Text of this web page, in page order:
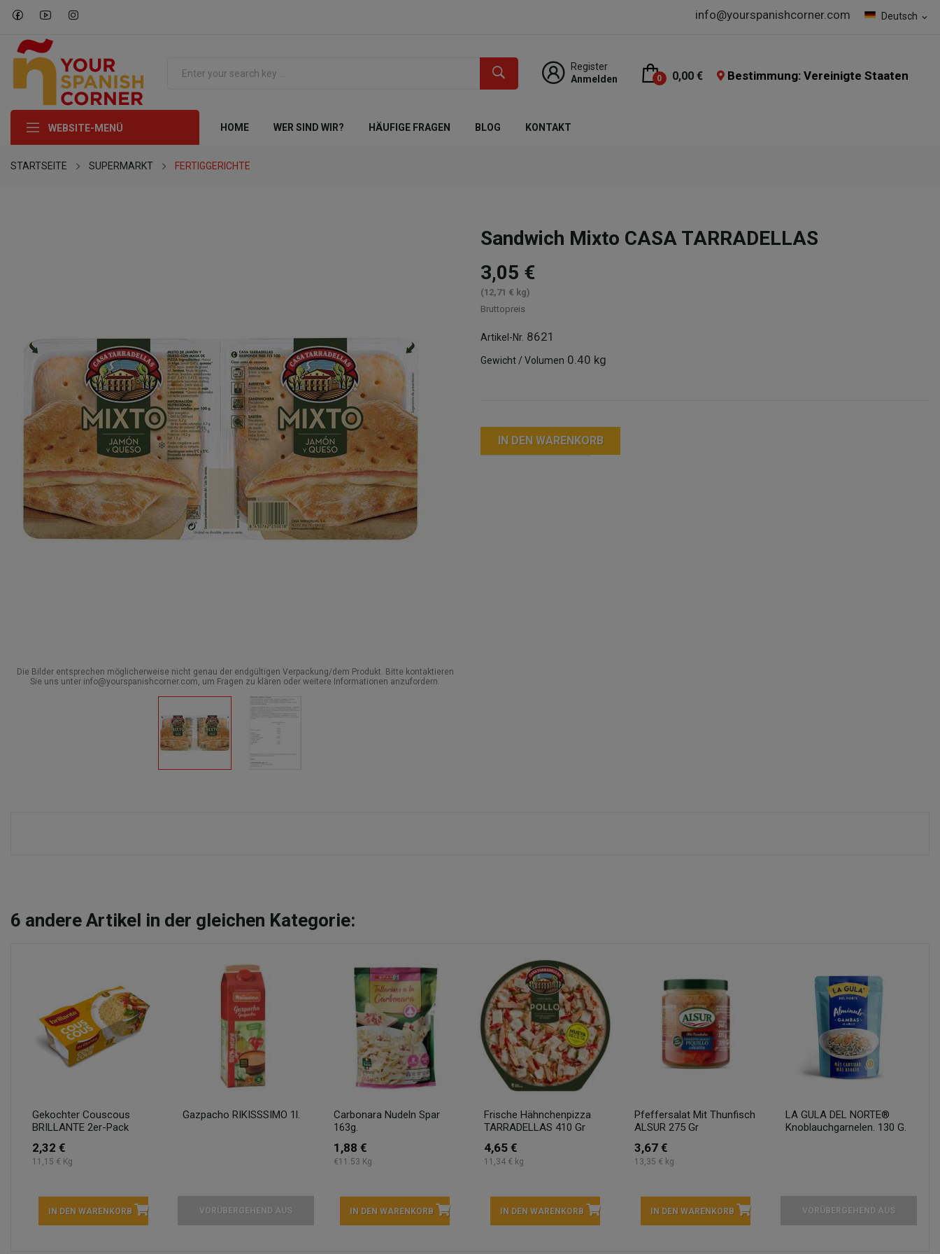
Deutsch expand_more
info@yourspanishcorner.com
Register
Anmelden
0 0,00 € Bestimmung: Vereinigte Staaten
WEBSITE-MENÜ HOME WER SIND WIR? HÄUFIGE FRAGEN BLOG KONTAKT
STARTSEITE SUPERMARKT FERTIGGERICHTE
Die Bilder entsprechen möglicherweise nicht genau der endgültigen Verpackung/dem Produkt. Bitte kontaktieren
Sie uns unter info@yourspanishcorner.com, um Fragen zu klären oder weitere Informationen anzufordern.
Sandwich Mixto CASA TARRADELLAS
3,05 €
(12,71 € kg)
Bruttopreis
Artikel-Nr. 8621
Gewicht / Volumen 0.40 kg
IN DEN WARENKORB
6 andere Artikel in der gleichen Kategorie:
Gekochter Couscous
BRILLANTE 2er-Pack
2,32 €
11,15 € Kg
IN DEN WARENKORB
Gazpacho RIKISSSIMO 1l.
VORÜBERGEHEND AUS
Carbonara Nudeln Spar
163g.
1,88 €
€11.53 Kg
IN DEN WARENKORB
Frische Hähnchenpizza
TARRADELLAS 410 Gr
4,65 €
11,34 € kg
IN DEN WARENKORB
Pfeffersalat Mit Thunfisch
ALSUR 275 Gr
3,67 €
13,35 € kg
IN DEN WARENKORB
LA GULA DEL NORTE®
Knoblauchgarnelen. 130 G.
VORÜBERGEHEND AUS